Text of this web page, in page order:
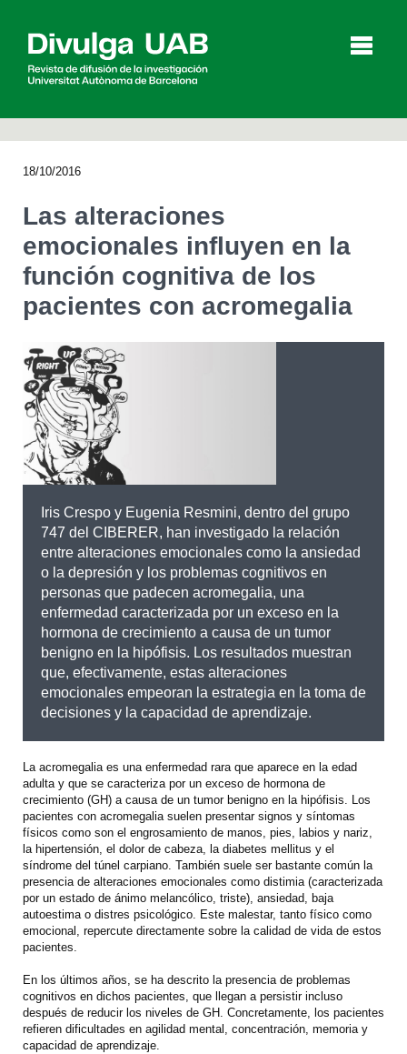
Agenda
English Català
18/10/2016
Las alteraciones
emocionales influyen en la
función cognitiva de los
pacientes con acromegalia
Iris Crespo y Eugenia Resmini, dentro del grupo
747 del CIBERER, han investigado la relación
entre alteraciones emocionales como la ansiedad
o la depresión y los problemas cognitivos en
personas que padecen acromegalia, una
enfermedad caracterizada por un exceso en la
hormona de crecimiento a causa de un tumor
benigno en la hipófisis. Los resultados muestran
que, efectivamente, estas alteraciones
emocionales empeoran la estrategia en la toma de
decisiones y la capacidad de aprendizaje.
La acromegalia es una enfermedad rara que aparece en la edad
adulta y que se caracteriza por un exceso de hormona de
crecimiento (GH) a causa de un tumor benigno en la hipófisis. Los
pacientes con acromegalia suelen presentar signos y síntomas
físicos como son el engrosamiento de manos, pies, labios y nariz,
la hipertensión, el dolor de cabeza, la diabetes mellitus y el
síndrome del túnel carpiano. También suele ser bastante común la
presencia de alteraciones emocionales como distimia (caracterizada
por un estado de ánimo melancólico, triste), ansiedad, baja
autoestima o distres psicológico. Este malestar, tanto físico como
emocional, repercute directamente sobre la calidad de vida de estos
pacientes.
En los últimos años, se ha descrito la presencia de problemas
cognitivos en dichos pacientes, que llegan a persistir incluso
después de reducir los niveles de GH. Concretamente, los pacientes
refieren dificultades en agilidad mental, concentración, memoria y
capacidad de aprendizaje.